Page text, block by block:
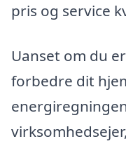
pris og service
Uanset om du
forbedre dit